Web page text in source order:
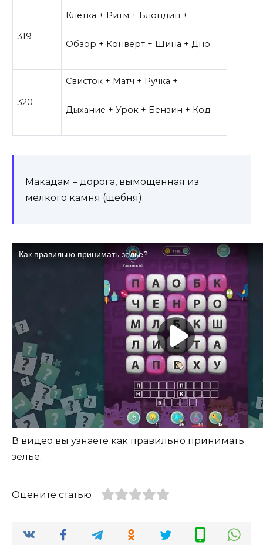
319
Клетка + Ритм + Блондин +
Обзор + Конверт + Шина + Дно
320
Свисток + Матч + Ручка +
Дыхание + Урок + Бензин + Код
Макадам – дорога, вымощенная из
мелкого камня (щебня).
В видео вы узнаете как правильно принимать
зелье.
Оцените статью